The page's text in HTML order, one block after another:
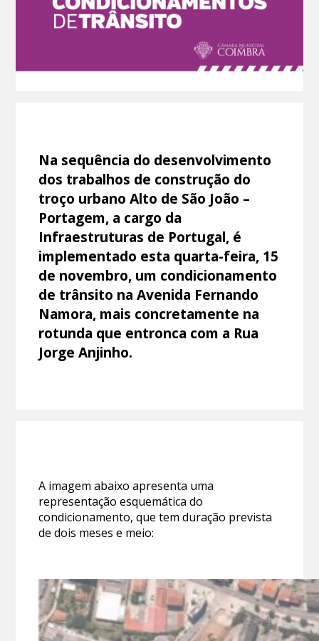
Na sequência do desenvolvimento
dos trabalhos de construção do
troço urbano Alto de São João –
Portagem, a cargo da
Infraestruturas de Portugal, é
implementado esta quarta-feira, 15
de novembro, um condicionamento
de trânsito na Avenida Fernando
Namora, mais concretamente na
rotunda que entronca com a Rua
Jorge Anjinho.
A imagem abaixo apresenta uma
representação esquemática do
condicionamento, que tem duração prevista
de dois meses e meio: